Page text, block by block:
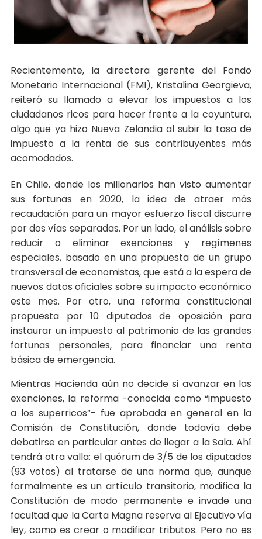
Recientemente, la directora gerente del Fondo
Monetario Internacional (FMI), Kristalina Georgieva,
reiteró su llamado a elevar los impuestos a los
ciudadanos ricos para hacer frente a la coyuntura,
algo que ya hizo Nueva Zelandia al subir la tasa de
impuesto a la renta de sus contribuyentes más
acomodados.
En Chile, donde los millonarios han visto aumentar
sus fortunas en 2020, la idea de atraer más
recaudación para un mayor esfuerzo fiscal discurre
por dos vías separadas. Por un lado, el análisis sobre
reducir o eliminar exenciones y regímenes
especiales, basado en una propuesta de un grupo
transversal de economistas, que está a la espera de
nuevos datos oficiales sobre su impacto económico
este mes. Por otro, una reforma constitucional
propuesta por 10 diputados de oposición para
instaurar un impuesto al patrimonio de las grandes
fortunas personales, para financiar una renta
básica de emergencia.
Mientras Hacienda aún no decide si avanzar en las
exenciones, la reforma -conocida como “impuesto
a los superricos”- fue aprobada en general en la
Comisión de Constitución, donde todavía debe
debatirse en particular antes de llegar a la Sala. Ahí
tendrá otra valla: el quórum de 3/5 de los diputados
(93 votos) al tratarse de una norma que, aunque
formalmente es un artículo transitorio, modifica la
Constitución de modo permanente e invade una
facultad que la Carta Magna reserva al Ejecutivo vía
ley, como es crear o modificar tributos. Pero no es